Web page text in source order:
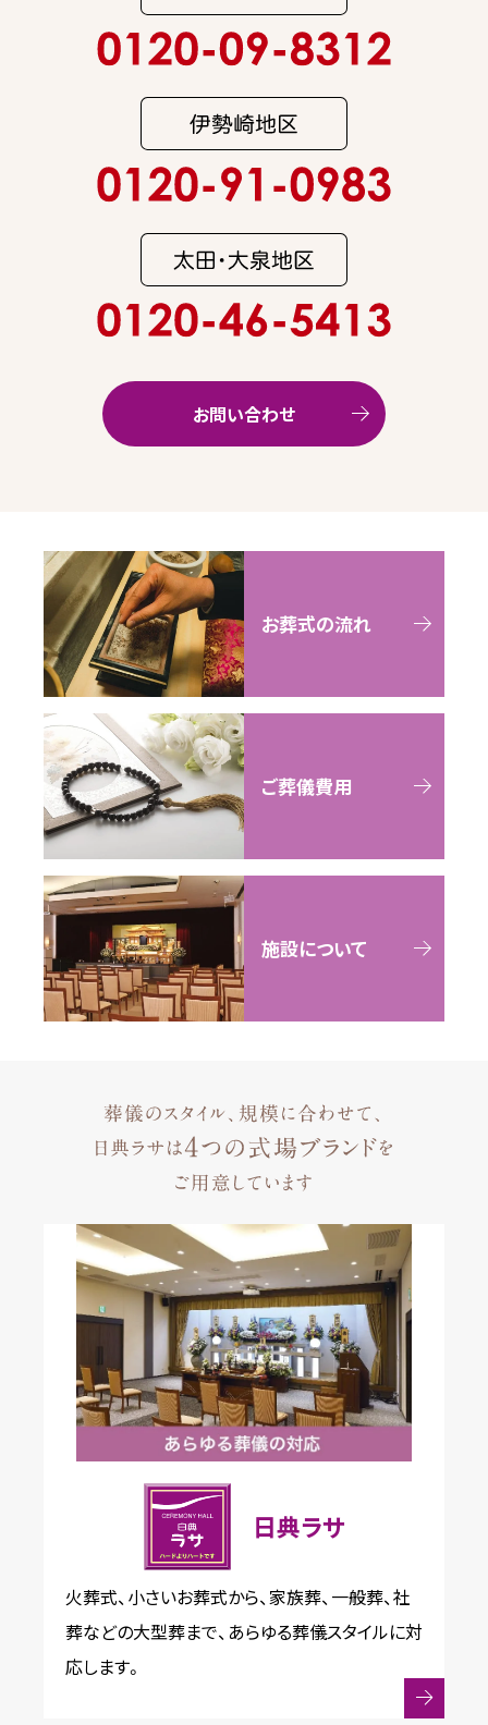
お問い合わせ
お葬式の流れ
ご葬儀費用
施設について
日典ラサ
火葬式、小さいお葬式から、家族葬、一般葬、社
葬などの大型葬まで、あらゆる葬儀スタイルに対
応します。